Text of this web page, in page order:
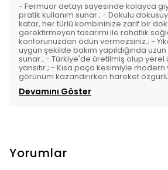
- Fermuar detayı sayesinde kolayca
pratik kullanım sunar.; - Dokulu dokusuyla
katar, her türlü kombininize zarif bir
gerektirmeyen tasarımı ile rahatlık
konforunuzdan ödün vermezsiniz.; -
uygun şekilde bakım yapıldığında
sunar.; - Türkiye'de üretilmiş olup yerel
yansıtır.; - Kısa paça kesimiyle
görünüm kazandırırken hareket
Devamını Göster
Yorumlar